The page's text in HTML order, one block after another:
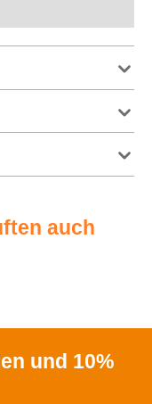
auch
und 10%